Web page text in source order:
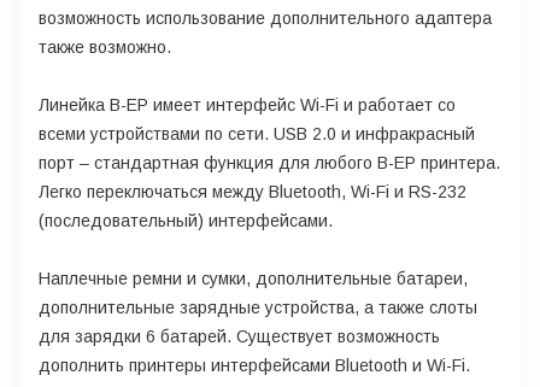
возможность использование дополнительного адаптера
также возможно.
Линейка B-EP имеет интерфейс Wi-Fi и работает со
всеми устройствами по сети. USB 2.0 и инфракрасный
порт – стандартная функция для любого B-EP принтера.
Легко переключаться между Bluetooth, Wi-Fi и RS-232
(последовательный) интерфейсами.
Наплечные ремни и сумки, дополнительные батареи,
дополнительные зарядные устройства, а также слоты
для зарядки 6 батарей. Существует возможность
дополнить принтеры интерфейсами Bluetooth и Wi-Fi.